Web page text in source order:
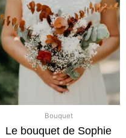
Bouquet
Le bouquet de Sophie